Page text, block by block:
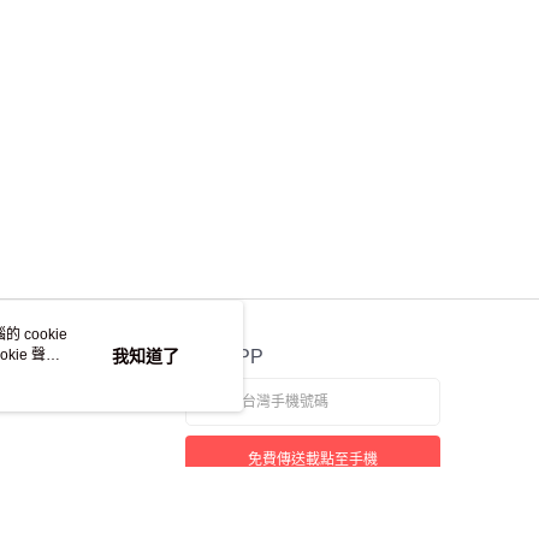
官方APP
免費傳送載點至手機
的 cookie
聲明
我知道了